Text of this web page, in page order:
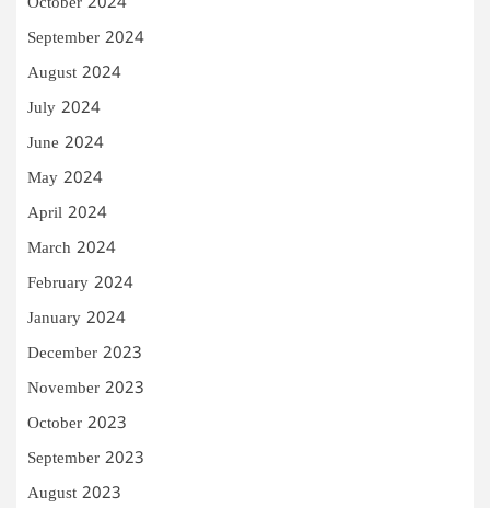
September 2024
August 2024
July 2024
June 2024
May 2024
April 2024
March 2024
February 2024
January 2024
December 2023
November 2023
October 2023
September 2023
August 2023